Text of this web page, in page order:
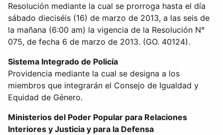
Resolución mediante la cual se prorroga hasta el día
sábado dieciséis (16) de marzo de 2013, a las seis de
la mañana (6:00 am) la vigencia de la Resolución N°
075, de fecha 6 de marzo de 2013. (GO. 40124).
Sistema Integrado de Policía
Providencia mediante la cual se designa a los
miembros que integrarán el Consejo de Igualdad y
Equidad de Género.
Ministerios del Poder Popular para Relaciones
Interiores y Justicia y para la Defensa